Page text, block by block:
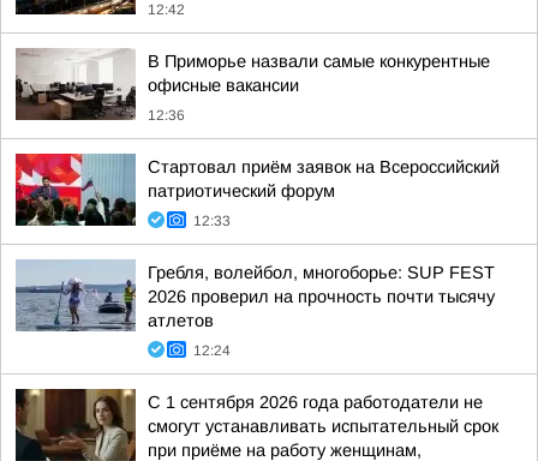
12:42
В Приморье назвали самые конкурентные
офисные вакансии
12:36
Стартовал приём заявок на Всероссийский
патриотический форум
12:33
Гребля, волейбол, многоборье: SUP FEST
2026 проверил на прочность почти тысячу
атлетов
12:24
С 1 сентября 2026 года работодатели не
смогут устанавливать испытательный срок
при приёме на работу женщинам,